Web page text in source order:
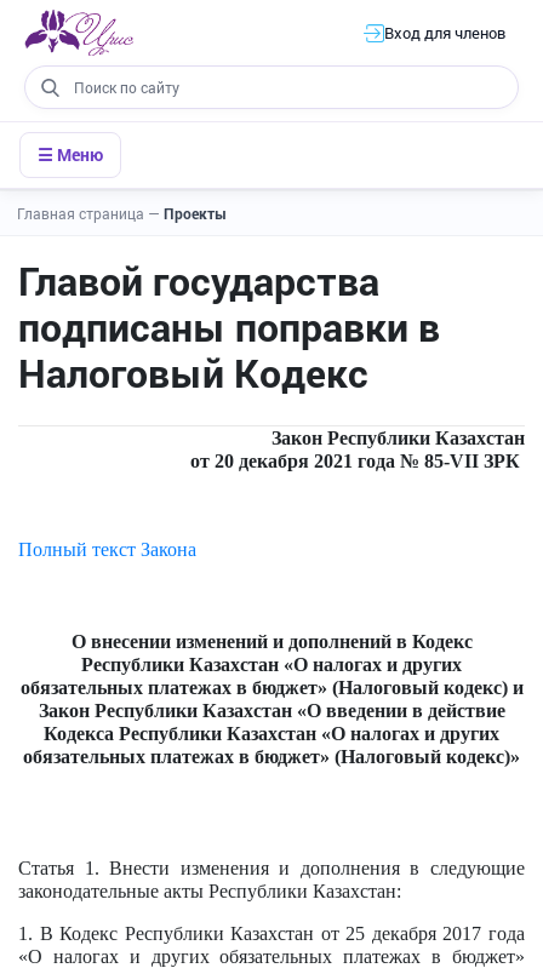
Вход для членов
☰ Меню
Главная страница — Проекты
Главой государства
подписаны поправки в
Налоговый Кодекс
Закон Республики Казахстан
от 20 декабря 2021 года № 85-VII ЗРК
Полный текст Закона
О внесении изменений и дополнений в Кодекс
Республики Казахстан «О налогах и других
обязательных платежах в бюджет» (Налоговый кодекс) и
Закон Республики Казахстан «О введении в действие
Кодекса Республики Казахстан «О налогах и других
обязательных платежах в бюджет» (Налоговый кодекс)»
Статья 1. Внести изменения и дополнения в следующие
законодательные акты Республики Казахстан:
1. В Кодекс Республики Казахстан от 25 декабря 2017 года
«О налогах и других обязательных платежах в бюджет»